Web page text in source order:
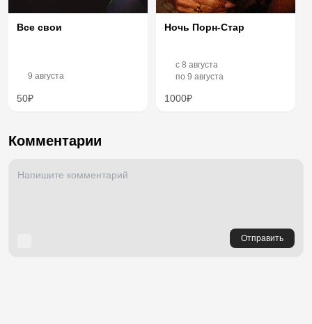
Все свои
9 августа
50₽
Ночь Порн-Стар
c 8 августа
по 9 августа
1000₽
Комментарии
Отправить